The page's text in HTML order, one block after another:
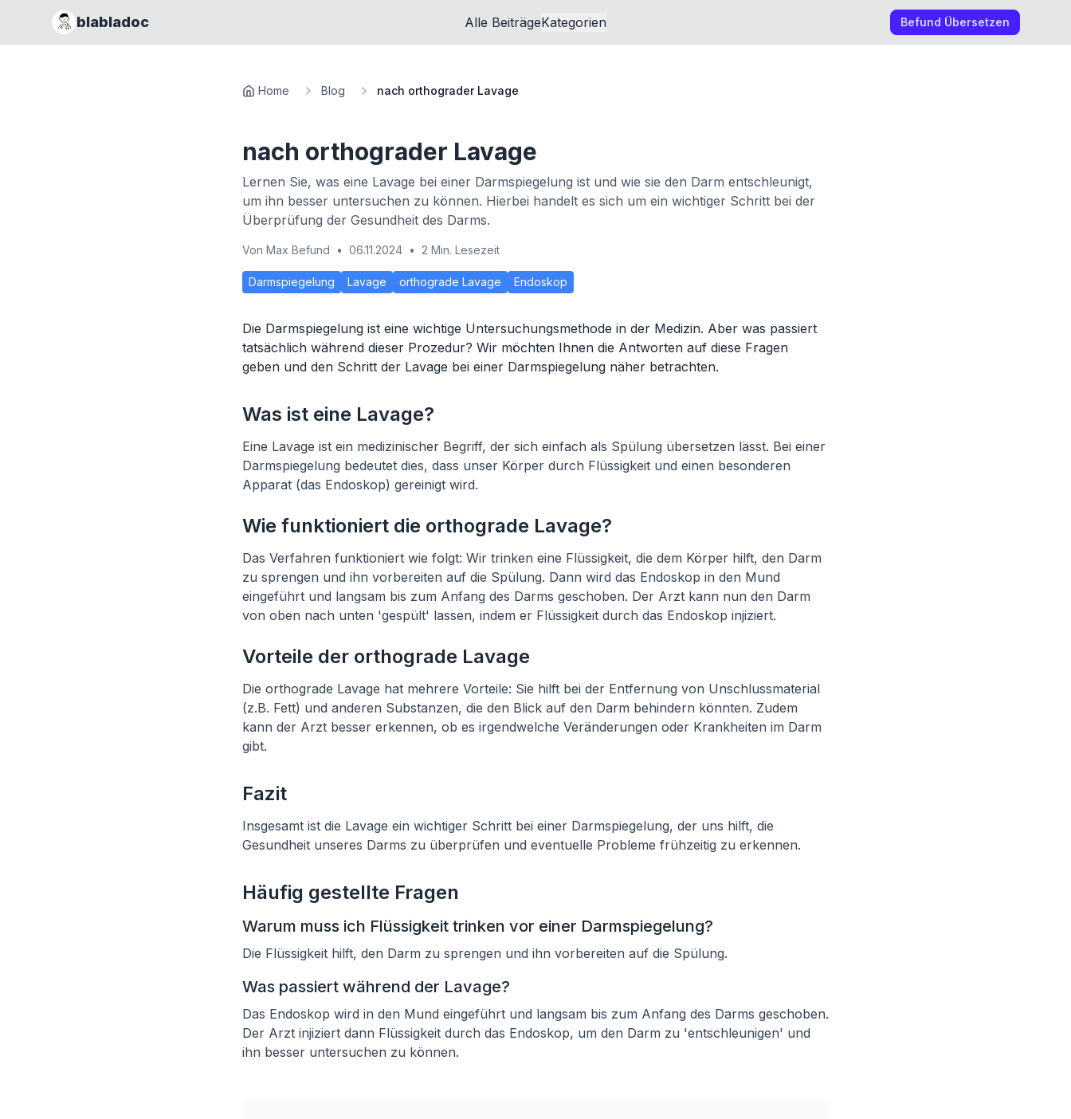
blabladoc Alle BeiträgeKategorien Befund Übersetzen
Home Blog nach orthograder Lavage
nach orthograder Lavage
Lernen Sie, was eine Lavage bei einer Darmspiegelung ist und wie sie den Darm entschleunigt,
um ihn besser untersuchen zu können. Hierbei handelt es sich um ein wichtiger Schritt bei der
Überprüfung der Gesundheit des Darms.
Von Max Befund • 06.11.2024 • 2 Min. Lesezeit
Darmspiegelung Lavage orthograde Lavage Endoskop
Die Darmspiegelung ist eine wichtige Untersuchungsmethode in der Medizin. Aber was passiert
tatsächlich während dieser Prozedur? Wir möchten Ihnen die Antworten auf diese Fragen
geben und den Schritt der Lavage bei einer Darmspiegelung näher betrachten.
Was ist eine Lavage?
Eine Lavage ist ein medizinischer Begriff, der sich einfach als Spülung übersetzen lässt. Bei einer
Darmspiegelung bedeutet dies, dass unser Körper durch Flüssigkeit und einen besonderen
Apparat (das Endoskop) gereinigt wird.
Wie funktioniert die orthograde Lavage?
Das Verfahren funktioniert wie folgt: Wir trinken eine Flüssigkeit, die dem Körper hilft, den Darm
zu sprengen und ihn vorbereiten auf die Spülung. Dann wird das Endoskop in den Mund
eingeführt und langsam bis zum Anfang des Darms geschoben. Der Arzt kann nun den Darm
von oben nach unten 'gespült' lassen, indem er Flüssigkeit durch das Endoskop injiziert.
Vorteile der orthograde Lavage
Die orthograde Lavage hat mehrere Vorteile: Sie hilft bei der Entfernung von Unschlussmaterial
(z.B. Fett) und anderen Substanzen, die den Blick auf den Darm behindern könnten. Zudem
kann der Arzt besser erkennen, ob es irgendwelche Veränderungen oder Krankheiten im Darm
gibt.
Fazit
Insgesamt ist die Lavage ein wichtiger Schritt bei einer Darmspiegelung, der uns hilft, die
Gesundheit unseres Darms zu überprüfen und eventuelle Probleme frühzeitig zu erkennen.
Häufig gestellte Fragen
Warum muss ich Flüssigkeit trinken vor einer Darmspiegelung?
Die Flüssigkeit hilft, den Darm zu sprengen und ihn vorbereiten auf die Spülung.
Was passiert während der Lavage?
Das Endoskop wird in den Mund eingeführt und langsam bis zum Anfang des Darms geschoben.
Der Arzt injiziert dann Flüssigkeit durch das Endoskop, um den Darm zu 'entschleunigen' und
ihn besser untersuchen zu können.